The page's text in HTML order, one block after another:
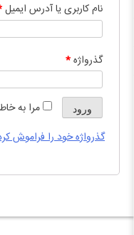
نام کاربری یا آدرس ایمیل
گذرواژه*
مرا به ورود
گذرواژه خود را فراموش